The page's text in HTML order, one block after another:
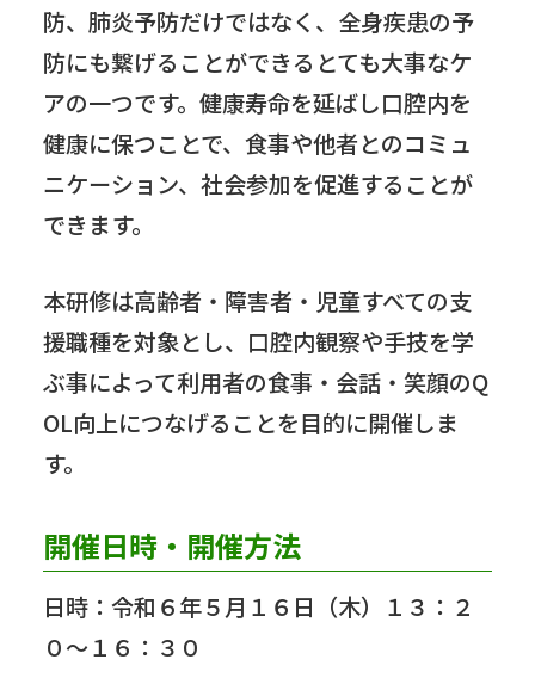
防、肺炎予防だけではなく、全身疾患の予
防にも繋げることができるとても大事なケ
アの一つです。健康寿命を延ばし口腔内を
健康に保つことで、食事や他者とのコミュ
ニケーション、社会参加を促進することが
できます。
本研修は高齢者・障害者・児童すべての支
援職種を対象とし、口腔内観察や手技を学
ぶ事によって利用者の食事・会話・笑顔のQ
OL向上につなげることを目的に開催しま
す。
開催日時・開催方法
日時：令和６年５月１６日（木）１３：２
０～１６：３０